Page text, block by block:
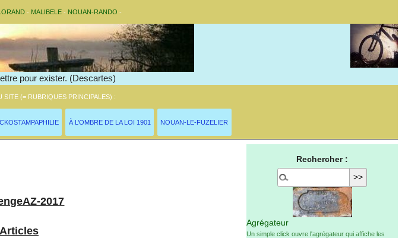
- MALIBELE - NOUAN-RANDO -
pour exister. (Descartes)
SITE (= RUBRIQUES PRINCIPALES) :
À L’OMBRE DE LA LOI 1901 NOUAN-LE-FUZELIER
2017
Articles
Rechercher :
Agrégateur
Un simple click ouvre l'agrégateur qui affiche les